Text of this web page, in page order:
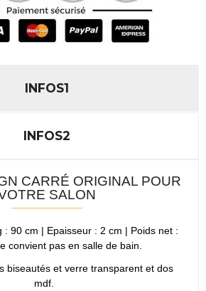
INFOS1
INFOS2
CARRÉ ORIGINAL POUR
SALON
: 90 cm | Epaisseur : 2 cm | Poids net :
convient pas en salle de bain.
biseautés et verre transparent et dos
mdf.